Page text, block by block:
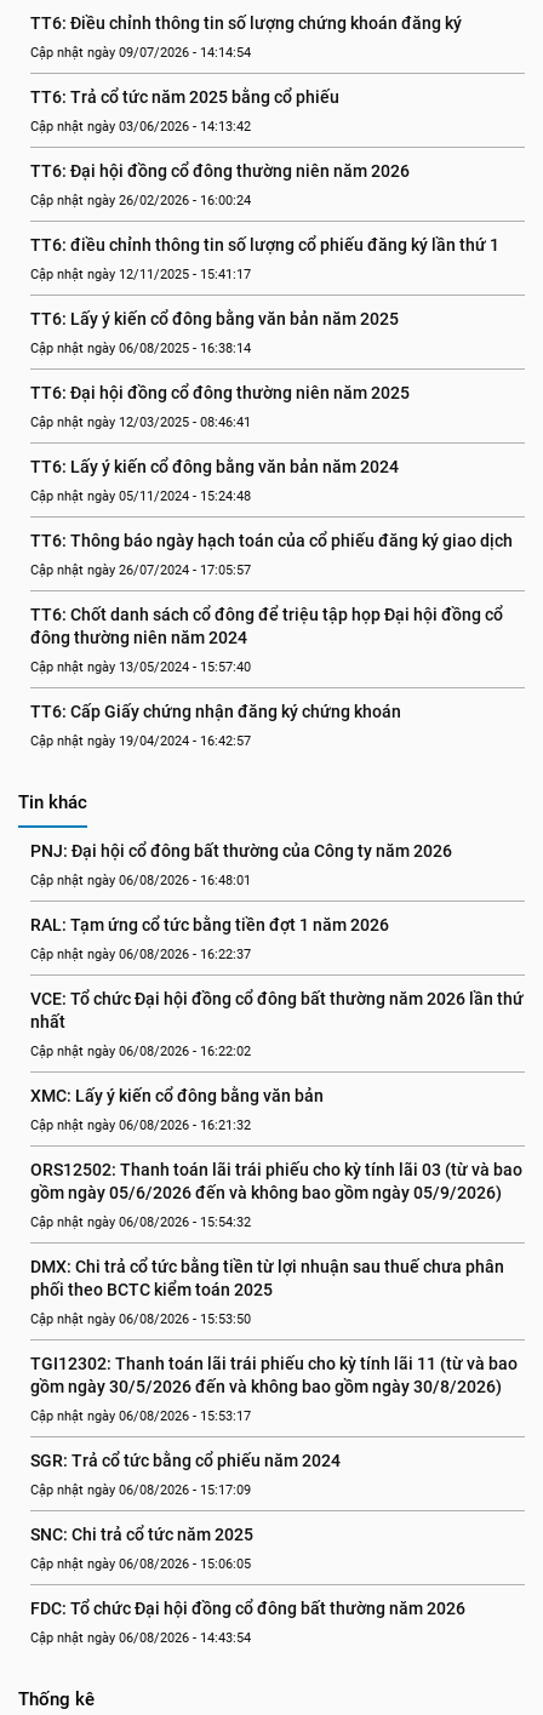
TT6: Điều chỉnh thông tin số lượng chứng khoán đăng ký
Cập nhật ngày 09/07/2026 - 14:14:54
TT6: Trả cổ tức năm 2025 bằng cổ phiếu
Cập nhật ngày 03/06/2026 - 14:13:42
TT6: Đại hội đồng cổ đông thường niên năm 2026
Cập nhật ngày 26/02/2026 - 16:00:24
TT6: điều chỉnh thông tin số lượng cổ phiếu đăng ký lần thứ 1
Cập nhật ngày 12/11/2025 - 15:41:17
TT6: Lấy ý kiến cổ đông bằng văn bản năm 2025
Cập nhật ngày 06/08/2025 - 16:38:14
TT6: Đại hội đồng cổ đông thường niên năm 2025
Cập nhật ngày 12/03/2025 - 08:46:41
TT6: Lấy ý kiến cổ đông bằng văn bản năm 2024
Cập nhật ngày 05/11/2024 - 15:24:48
TT6: Thông báo ngày hạch toán của cổ phiếu đăng ký giao dịch
Cập nhật ngày 26/07/2024 - 17:05:57
TT6: Chốt danh sách cổ đông để triệu tập họp Đại hội đồng cổ
đông thường niên năm 2024
Cập nhật ngày 13/05/2024 - 15:57:40
TT6: Cấp Giấy chứng nhận đăng ký chứng khoán
Cập nhật ngày 19/04/2024 - 16:42:57
Tin khác
PNJ: Đại hội cổ đông bất thường của Công ty năm 2026
Cập nhật ngày 06/08/2026 - 16:48:01
RAL: Tạm ứng cổ tức bằng tiền đợt 1 năm 2026
Cập nhật ngày 06/08/2026 - 16:22:37
VCE: Tổ chức Đại hội đồng cổ đông bất thường năm 2026 lần thứ
nhất
Cập nhật ngày 06/08/2026 - 16:22:02
XMC: Lấy ý kiến cổ đông bằng văn bản
Cập nhật ngày 06/08/2026 - 16:21:32
ORS12502: Thanh toán lãi trái phiếu cho kỳ tính lãi 03 (từ và bao
gồm ngày 05/6/2026 đến và không bao gồm ngày 05/9/2026)
Cập nhật ngày 06/08/2026 - 15:54:32
DMX: Chi trả cổ tức bằng tiền từ lợi nhuận sau thuế chưa phân
phối theo BCTC kiểm toán 2025
Cập nhật ngày 06/08/2026 - 15:53:50
TGI12302: Thanh toán lãi trái phiếu cho kỳ tính lãi 11 (từ và bao
gồm ngày 30/5/2026 đến và không bao gồm ngày 30/8/2026)
Cập nhật ngày 06/08/2026 - 15:53:17
SGR: Trả cổ tức bằng cổ phiếu năm 2024
Cập nhật ngày 06/08/2026 - 15:17:09
SNC: Chi trả cổ tức năm 2025
Cập nhật ngày 06/08/2026 - 15:06:05
FDC: Tổ chức Đại hội đồng cổ đông bất thường năm 2026
Cập nhật ngày 06/08/2026 - 14:43:54
Thống kê